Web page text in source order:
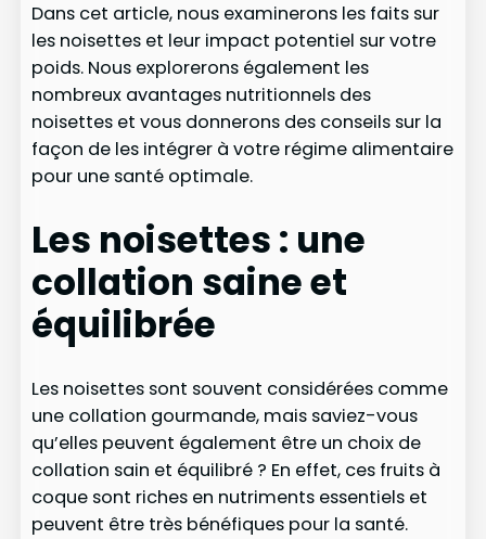
Dans cet article, nous examinerons les faits sur
les noisettes et leur impact potentiel sur votre
poids. Nous explorerons également les
nombreux avantages nutritionnels des
noisettes et vous donnerons des conseils sur la
façon de les intégrer à votre régime alimentaire
pour une santé optimale.
Les noisettes : une
collation saine et
équilibrée
Les noisettes sont souvent considérées comme
une collation gourmande, mais saviez-vous
qu’elles peuvent également être un choix de
collation sain et équilibré ? En effet, ces fruits à
coque sont riches en nutriments essentiels et
peuvent être très bénéfiques pour la santé.